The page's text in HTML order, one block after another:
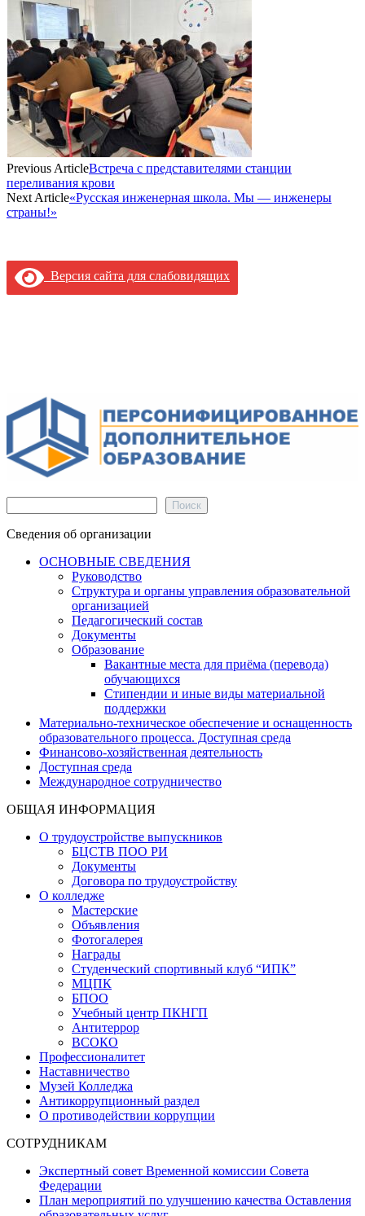
Previous ArticleВстреча с представителями станции
переливания крови
Next Article«Русская инженерная школа. Мы — инженеры
страны!»
Версия сайта для слабовидящих
Поиск
Сведения об организации
ОСНОВНЫЕ СВЕДЕНИЯ
Руководство
Структура и органы управления образовательной
организацией
Педагогический состав
Документы
Образование
Вакантные места для приёма (перевода)
обучающихся
Стипендии и иные виды материальной
поддержки
Материально-техническое обеспечение и оснащенность
образовательного процесса. Доступная среда
Финансово-хозяйственная деятельность
Доступная среда
Международное сотрудничество
ОБЩАЯ ИНФОРМАЦИЯ
О трудоустройстве выпускников
БЦСТВ ПОО РИ
Документы
Договора по трудоустройству
О колледже
Мастерские
Объявления
Фотогалерея
Награды
Студенческий спортивный клуб “ИПК”
МЦПК
БПОО
Учебный центр ПКНГП
Антитеррор
ВСОКО
Профессионалитет
Наставничество
Музей Колледжа
Антикоррупционный раздел
О противодействии коррупции
СОТРУДНИКАМ
Экспертный совет Временной комиссии Совета
Федерации
План мероприятий по улучшению качества Оставления